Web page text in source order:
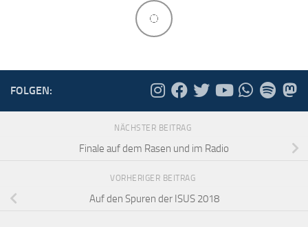
FOLGEN:
NÄCHSTER BEITRAG
Finale auf dem Rasen und im Radio
VORHERIGER BEITRAG
Auf den Spuren der ISUS 2018